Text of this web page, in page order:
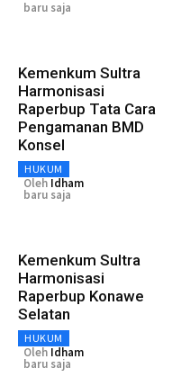
baru saja
Kemenkum Sultra
Harmonisasi
Raperbup Tata Cara
Pengamanan BMD
Konsel
HUKUM
Oleh Idham
baru saja
Kemenkum Sultra
Harmonisasi
Raperbup Konawe
Selatan
HUKUM
Oleh Idham
baru saja